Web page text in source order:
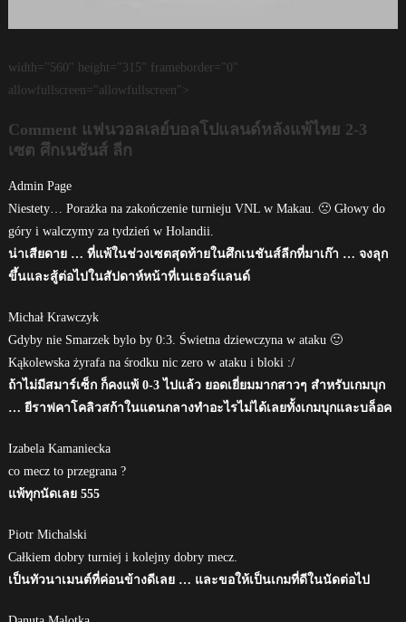
width="560" height="315" frameborder="0"
allowfullscreen="allowfullscreen">
Comment แฟนวอลเลย์บอลโปแลนด์หลังแพ้ไทย 2-3
เซต ศึกเนชันส์ ลีก
Admin Page
Niestety… Porażka na zakończenie turnieju VNL w Makau. 🙁 Głowy do
góry i walczymy za tydzień w Holandii.
น่าเสียดาย … ที่แพ้ในช่วงเซตสุดท้ายในศึกเนชันส์ลีกที่มาเก๊า … จงลุก
ขึ้นและสู้ต่อไปในสัปดาห์หน้าที่เนเธอร์แลนด์
Michał Krawczyk
Gdyby nie Smarzek bylo by 0:3. Świetna dziewczyna w ataku 🙂
Kąkolewska żyrafa na środku nic zero w ataku i bloki :/
ถ้าไม่มีสมาร์เซ็ก ก็คงแพ้ 0-3 ไปแล้ว ยอดเยี่ยมมากสาวๆ สำหรับเกมบุก
… ยีราฟคาโคลิวสก้าในแดนกลางทำอะไรไม่ได้เลยทั้งเกมบุกและบล็อค
Izabela Kamaniecka
co mecz to przegrana ?
แพ้ทุกนัดเลย 555
Piotr Michalski
Całkiem dobry turniej i kolejny dobry mecz.
เป็นทัวนาเมนต์ที่ค่อนข้างดีเลย … และขอให้เป็นเกมที่ดีในนัดต่อไป